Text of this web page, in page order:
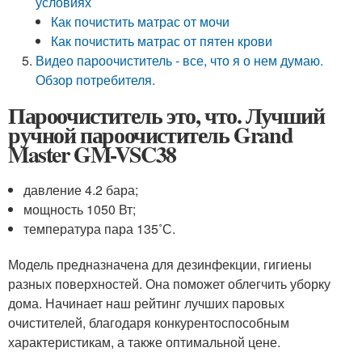
Как почистить матрас от мочи
Как почистить матрас от пятен крови
Видео пароочиститель - все, что я о нем думаю.
Обзор потребителя.
Пароочиститель это, что. Лучший
ручной пароочиститель Grand
Master GM-VSC38
давление 4.2 бара;
мощность 1050 Вт;
температура пара 135˚С.
Модель предназначена для дезинфекции, гигиены
разных поверхностей. Она поможет облегчить уборку
дома. Начинает наш рейтинг лучших паровых
очистителей, благодаря конкурентоспособным
характеристикам, а также оптимальной цене.